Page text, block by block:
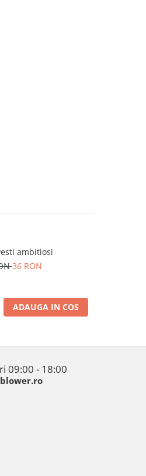
ambitiosi
36 RON
ADAUGA IN COS
09:00 - 18:00